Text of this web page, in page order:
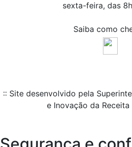
sexta-feira, das
Saiba como
:: Site desenvolvido pela
e Inovação da